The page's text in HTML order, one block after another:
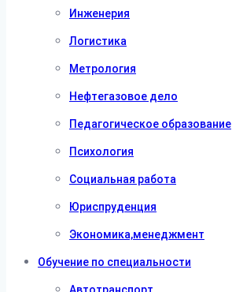
Инженерия
Логистика
Метрология
Нефтегазовое дело
Педагогическое образование
Психология
Социальная работа
Юриспруденция
Экономика,менеджмент
Обучение по специальности